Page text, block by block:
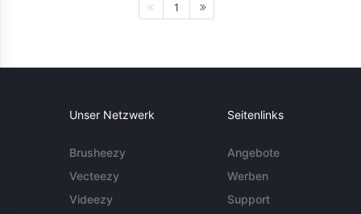
1
Unser Netzwerk
Brusheezy
Vecteezy
Videezy
Seitenlinks
Angebote
Werben
Support